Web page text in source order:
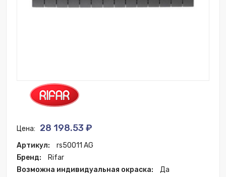
Цена: 28 198.53 ₽
Артикул:
rs50011 AG
Бренд:
Rifar
Возможна индивидуальная окраска:
Да